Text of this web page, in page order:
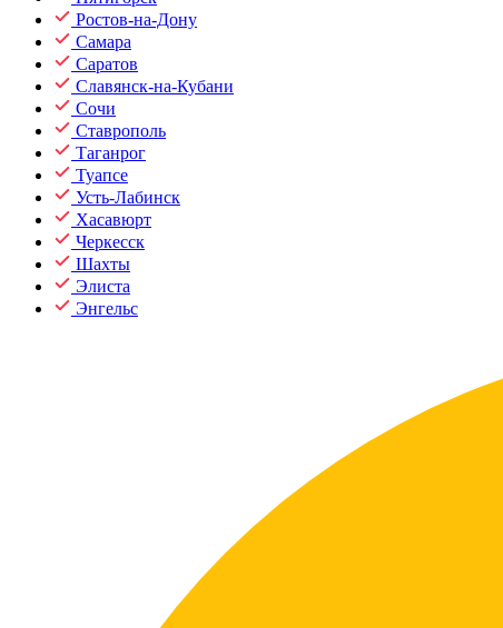
Ростов-на-Дону
Самара
Саратов
Славянск-на-Кубани
Сочи
Ставрополь
Таганрог
Туапсе
Усть-Лабинск
Хасавюрт
Черкесск
Шахты
Элиста
Энгельс